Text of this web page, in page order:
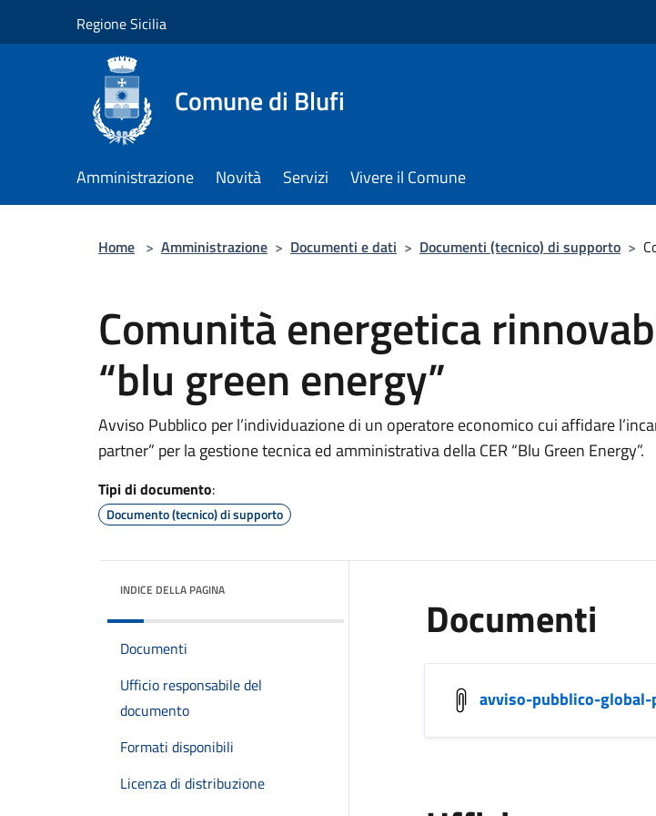
Regione Sicilia
Comune di Blufi
Amministrazione Novità Servizi Vivere il Comune
Home > Amministrazione > Documenti e dati > Documenti (tecnico) di supporto >
Comunità energetica
“blu green energy”
Avviso Pubblico per l’individuazione di un operatore economico cui affidare
partner” per la gestione tecnica ed amministrativa della CER “Blu Green Energy”.
Tipi di documento:
Documento (tecnico) di supporto
INDICE DELLA PAGINA
Documenti
Ufficio responsabile del
documento
Formati disponibili
Licenza di distribuzione
Documenti
avviso-pubblico-